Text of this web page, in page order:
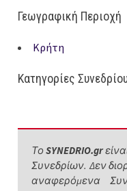
Γεωγραφική Περιοχή
Κρήτη
Κατηγορίες
ΤοSYNEDRIO.gr
Συνεδρίων. Δεν
αναφερόμενα